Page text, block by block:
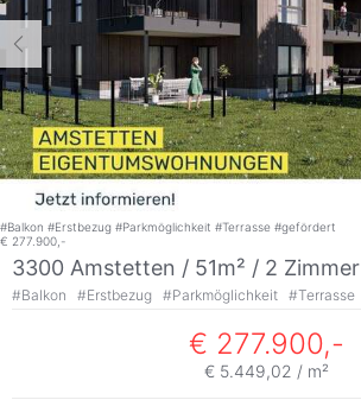
#Balkon #Erstbezug #Parkmöglichkeit #Terrasse #gefördert
€ 277.900,-
3300 Amstetten / 51m² / 2 Zimmer
#Balkon #Erstbezug #Parkmöglichkeit #Terrasse
€ 277.900,-
€ 5.449,02 / m²